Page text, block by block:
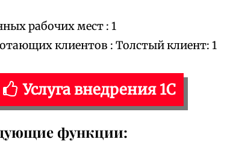
рабочих мест : 1
клиентов : Толстый клиент: 1
Услуга внедрения 1С
функции: